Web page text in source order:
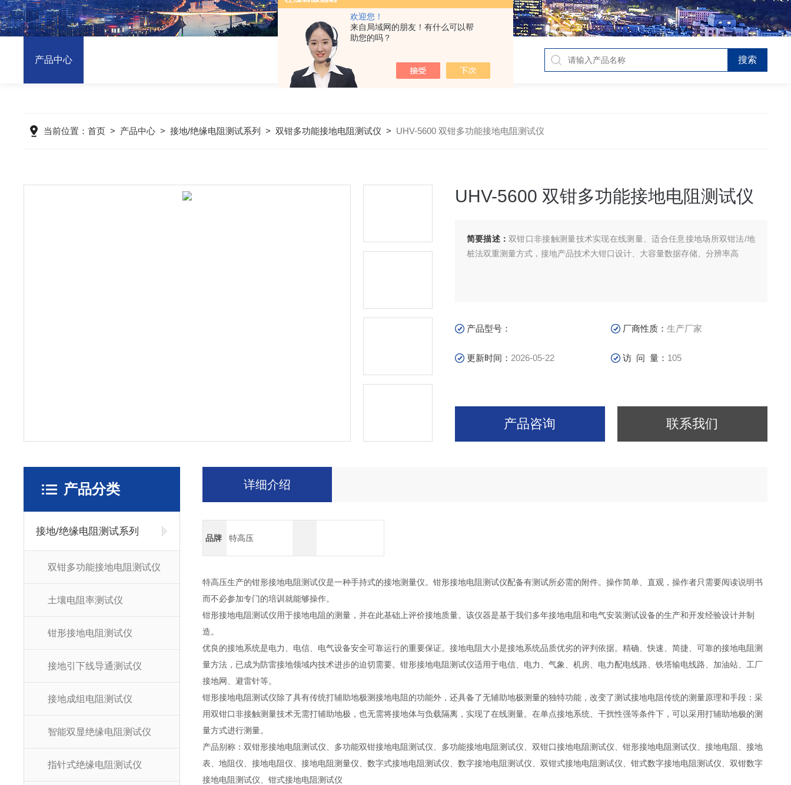
欢迎您！
来自局域网的朋友！有什么可以帮
助您的吗？
产品中心
当前位置：首页 > 产品中心 >接地/绝缘电阻测试系列 >双钳多功能接地电阻测试仪 > UHV-5600 双钳多功能接地电阻测试仪
UHV-5600 双钳多功能接地电阻测试仪
简要描述：双钳口非接触测量技术实现在线测量、适合任意接地场所双钳法/地
桩法双重测量方式，接地产品技术大钳口设计、大容量数据存储、分辨率高
产品型号： 厂商性质：生产厂家
更新时间： 2026-05-22 访 问 量： 105
产品咨询 联系我们
产品分类
接地/绝缘电阻测试系列
双钳多功能接地电阻测试仪
土壤电阻率测试仪
钳形接地电阻测试仪
接地引下线导通测试仪
接地成组电阻测试仪
智能双显绝缘电阻测试仪
指针式绝缘电阻测试仪
详细介绍
品牌 特高压
特高压生产的钳形接地电阻测试仪是一种手持式的接地测量仪。钳形接地电阻测试仪配备有测试所必需的附件。操作简单、直观，操作者只需要阅读说明书
而不必参加专门的培训就能够操作。
钳形接地电阻测试仪用于接地电阻的测量，并在此基础上评价接地质量。该仪器是基于我们多年接地电阻和电气安装测试设备的生产和开发经验设计并制
造。
优良的接地系统是电力、电信、电气设备安全可靠运行的重要保证。接地电阻大小是接地系统品质优劣的评判依据。精确、快速、简捷、可靠的接地电阻测
量方法，已成为防雷接地领域内技术进步的迫切需要。钳形接地电阻测试仪适用于电信、电力、气象、机房、电力配电线路、铁塔输电线路、加油站、工厂
接地网、避雷针等。
钳形接地电阻测试仪除了具有传统打辅助地极测接地电阻的功能外，还具备了无辅助地极测量的独特功能，改变了测试接地电阻传统的测量原理和手段：采
用双钳口非接触测量技术无需打辅助地极，也无需将接地体与负载隔离，实现了在线测量。在单点接地系统、干扰性强等条件下，可以采用打辅助地极的测
量方式进行测量。
产品别称：双钳形接地电阻测试仪、多功能双钳接地电阻测试仪、多功能接地电阻测试仪、双钳口接地电阻测试仪、钳形接地电阻测试仪、接地电阻、接地
表、地阻仪、接地电阻仪、接地电阻测量仪、数字式接地电阻测试仪、数字接地电阻测试仪、双钳式接地电阻测试仪、钳式数字接地电阻测试仪、双钳数字
接地电阻测试仪、钳式接地电阻测试仪